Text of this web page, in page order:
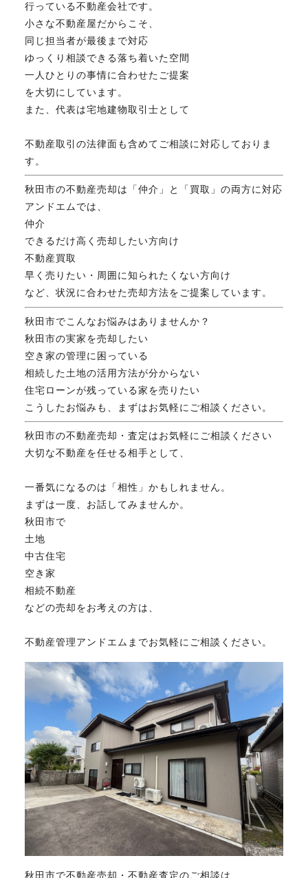
行っている不動産会社です。
小さな不動産屋だからこそ、
同じ担当者が最後まで対応
ゆっくり相談できる落ち着いた空間
一人ひとりの事情に合わせたご提案
を大切にしています。
また、代表は宅地建物取引士として
不動産取引の法律面も含めてご相談に対応しておりま
す。
秋田市の不動産売却は「仲介」と「買取」の両方に対応
アンドエムでは、
仲介
できるだけ高く売却したい方向け
不動産買取
早く売りたい・周囲に知られたくない方向け
など、状況に合わせた売却方法をご提案しています。
秋田市でこんなお悩みはありませんか？
秋田市の実家を売却したい
空き家の管理に困っている
相続した土地の活用方法が分からない
住宅ローンが残っている家を売りたい
こうしたお悩みも、まずはお気軽にご相談ください。
秋田市の不動産売却・査定はお気軽にご相談ください
大切な不動産を任せる相手として、
一番気になるのは「相性」かもしれません。
まずは一度、お話してみませんか。
秋田市で
土地
中古住宅
空き家
相続不動産
などの売却をお考えの方は、
不動産管理アンドエムまでお気軽にご相談ください。
秋田市で不動産売却・不動産査定のご相談は